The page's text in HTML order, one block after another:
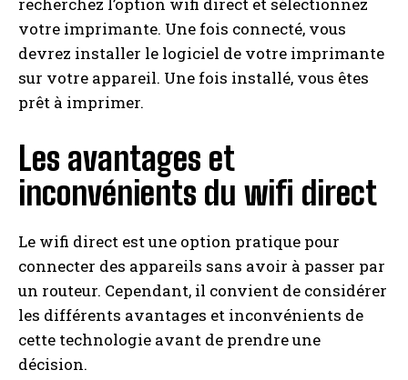
recherchez l’option wifi direct et sélectionnez
votre imprimante. Une fois connecté, vous
devrez installer le logiciel de votre imprimante
sur votre appareil. Une fois installé, vous êtes
prêt à imprimer.
Les avantages et
inconvénients du wifi direct
Le wifi direct est une option pratique pour
connecter des appareils sans avoir à passer par
un routeur. Cependant, il convient de considérer
les différents avantages et inconvénients de
cette technologie avant de prendre une
décision.